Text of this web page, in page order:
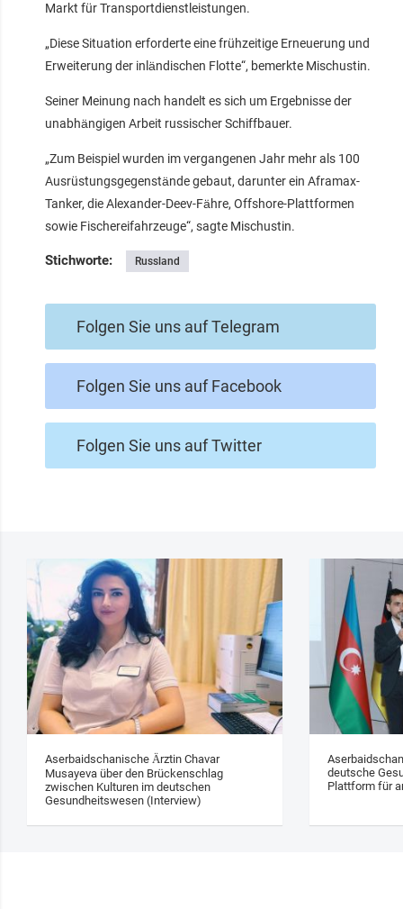
Markt für Transportdienstleistungen.
„Diese Situation erforderte eine frühzeitige Erneuerung und
Erweiterung der inländischen Flotte“, bemerkte Mischustin.
Seiner Meinung nach handelt es sich um Ergebnisse der
unabhängigen Arbeit russischer Schiffbauer.
„Zum Beispiel wurden im vergangenen Jahr mehr als 100
Ausrüstungsgegenstände gebaut, darunter ein Aframax-
Tanker, die Alexander-Deev-Fähre, Offshore-Plattformen
sowie Fischereifahrzeuge“, sagte Mischustin.
Stichworte: Russland
Folgen Sie uns auf Telegram
Folgen Sie uns auf Facebook
Folgen Sie uns auf Twitter
Aserbaidschanische Ärztin Chavar
Musayeva über den Brückenschlag
zwischen Kulturen im deutschen
Gesundheitswesen (Interview)
deutsche
Plattform für